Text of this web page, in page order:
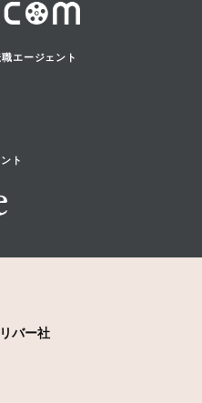
エージェント
ト
バー社